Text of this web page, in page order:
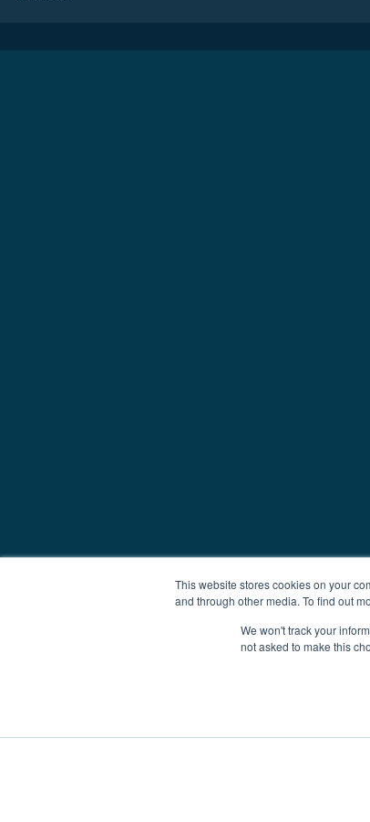
This website stores cookies on your
and through other media. To find out
We won't track your
not asked to make this